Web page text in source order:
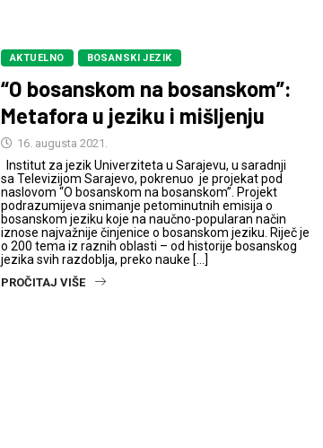
AKTUELNO BOSANSKI JEZIK
“O bosanskom na bosanskom”:
Metafora u jeziku i mišljenju
16. augusta 2021.
Institut za jezik Univerziteta u Sarajevu, u saradnji
sa Televizijom Sarajevo, pokrenuo je projekat pod
naslovom “O bosanskom na bosanskom”. Projekt
podrazumijeva snimanje petominutnih emisija o
bosanskom jeziku koje na naučno-popularan način
iznose najvažnije činjenice o bosanskom jeziku. Riječ je
o 200 tema iz raznih oblasti – od historije bosanskog
jezika svih razdoblja, preko nauke […]
PROČITAJ VIŠE